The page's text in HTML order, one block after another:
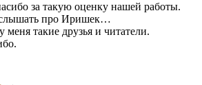
за такую оценку нашей работы.
про Иришек…
меня такие друзья и читатели.